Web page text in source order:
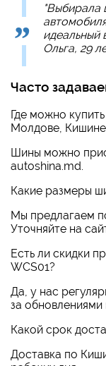
"Выбирала
идеальный
Ольга, 29
Часто
Где можно
Молдове,
Шины можно
autoshina.md.
Какие размеры
Мы предлагаем
Уточняйте на
Есть ли скидки
WCS01?
Да, у нас
за обновлениями
Какой срок
Доставка по